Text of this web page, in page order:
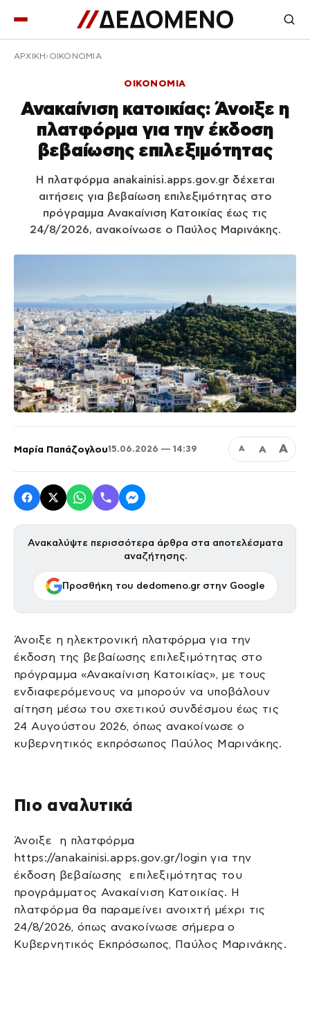
ΑΡΧΙΚΉ ΟΙΚΟΝΟΜΙΑ
ΟΙΚΟΝΟΜΙΑ
Ανακαίνιση κατοικίας: Άνοιξε η
πλατφόρμα για την έκδοση
βεβαίωσης επιλεξιμότητας
Η πλατφόρμα anakainisi.apps.gov.gr δέχεται
αιτήσεις για βεβαίωση επιλεξιμότητας στο
πρόγραμμα Ανακαίνιση Κατοικίας έως τις
24/8/2026, ανακοίνωσε ο Παύλος Μαρινάκης.
Μαρία Παπάζογλου15.06.2026 — 14:39 Α Α Α
Ανακαλύψτε περισσότερα άρθρα στα αποτελέσματα
αναζήτησης.
Προσθήκη του dedomeno.gr στην Google
Άνοιξε η ηλεκτρονική πλατφόρμα για την
έκδοση της βεβαίωσης επιλεξιμότητας στο
πρόγραμμα «Ανακαίνιση Κατοικίας», με τους
ενδιαφερόμενους να μπορούν να υποβάλουν
αίτηση μέσω του σχετικού συνδέσμου έως τις
24 Αυγούστου 2026, όπως ανακοίνωσε ο
κυβερνητικός εκπρόσωπος Παύλος Μαρινάκης.
Πιο αναλυτικά
Άνοιξε η πλατφόρμα
https://anakainisi.apps.gov.gr/login για την
έκδοση βεβαίωσης επιλεξιμότητας του
προγράμματος Ανακαίνιση Κατοικίας. Η
πλατφόρμα θα παραμείνει ανοιχτή μέχρι τις
24/8/2026, όπως ανακοίνωσε σήμερα ο
Κυβερνητικός Εκπρόσωπος, Παύλος Μαρινάκης.